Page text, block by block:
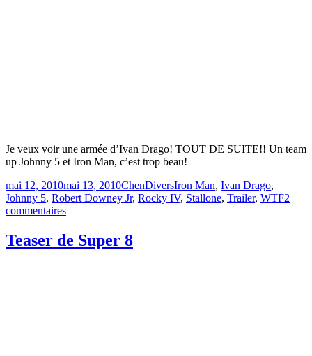
Je veux voir une armée d’Ivan Drago! TOUT DE SUITE!! Un team
up Johnny 5 et Iron Man, c’est trop beau!
Publié
le
mai 12, 2010mai 13, 2010ChenCatégories
DiversÉtiquettes
Iron Man, Ivan Drago,
Johnny 5, Robert Downey Jr, Rocky IV, Stallone, Trailer, WTF2
commentairessur
MAN
4
Teaser de Super 8